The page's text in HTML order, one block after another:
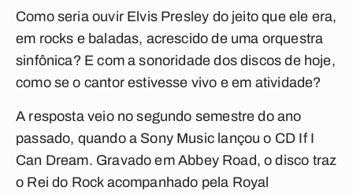
Como seria ouvir Elvis Presley do jeito que ele era,
em rocks e baladas, acrescido de uma orquestra
sinfônica? E com a sonoridade dos discos de hoje,
como se o cantor estivesse vivo e em atividade?
A resposta veio no segundo semestre do ano
passado, quando a Sony Music lançou o CD If I
Can Dream. Gravado em Abbey Road, o disco traz
o Rei do Rock acompanhado pela Royal